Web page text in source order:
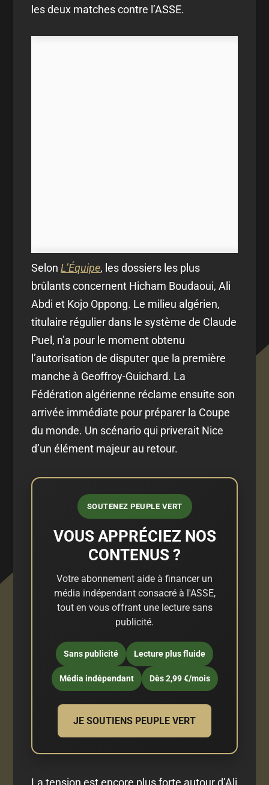
les deux matches contre l’ASSE.
SelonL’Équipe, les dossiers les plus
brûlants concernent Hicham Boudaoui, Ali
Abdi et Kojo Oppong. Le milieu algérien,
titulaire régulier dans le système de Claude
Puel, n’a pour le moment obtenu
l’autorisation de disputer que la première
manche à Geoffroy-Guichard. La
Fédération algérienne réclame ensuite son
arrivée immédiate pour préparer la Coupe
du monde. Un scénario qui priverait Nice
d’un élément majeur au retour.
SOUTENEZ PEUPLE VERT
VOUS APPRÉCIEZ NOS
CONTENUS ?
Votre abonnement aide à financer un
média indépendant consacré à l'ASSE,
tout en vous offrant une lecture sans
publicité.
Sans publicité Lecture plus fluide
Média indépendant Dès 2,99 €/mois
JE SOUTIENS PEUPLE VERT
La tension est encore plus forte autour d’Ali